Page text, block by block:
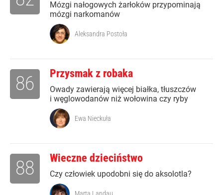
Mózgi nałogowych żarłoków przypominają
mózgi narkomanów
Aleksandra Postoła
Przysmak z robaka
Owady zawierają więcej białka, tłuszczów
i węglowodanów niż wołowina czy ryby
86
Ewa Nieckuła
Wieczne dzieciństwo
Czy człowiek upodobni się do aksolotla?
88